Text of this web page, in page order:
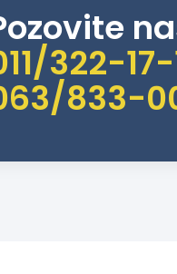
322-17-
833-